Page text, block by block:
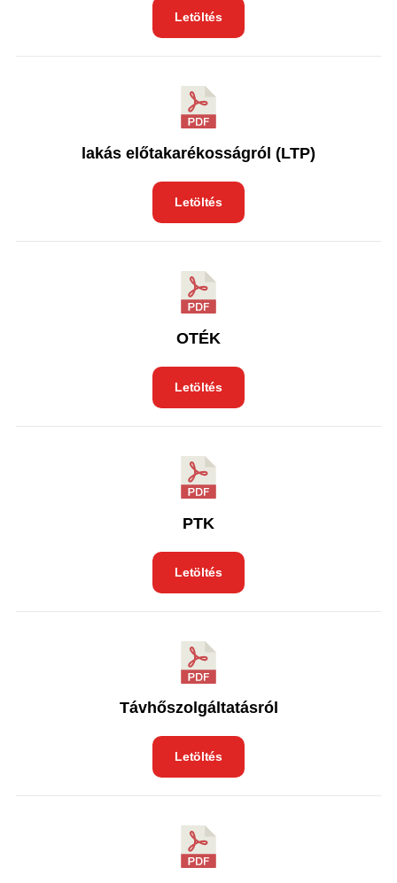
Letöltés
lakás előtakarékosságról (LTP)
Letöltés
OTÉK
Letöltés
PTK
Letöltés
Távhőszolgáltatásról
Letöltés